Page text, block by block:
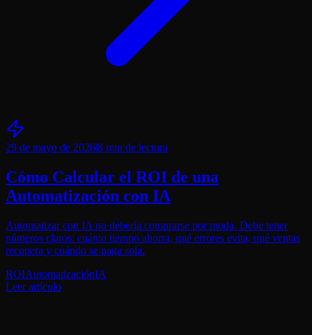
29 de mayo de 2026|8 min de lectura
Cómo Calcular el ROI de una
Automatización con IA
Automatizar con IA no debería comprarse por moda. Debe tener
números claros: cuánto tiempo ahorra, qué errores evita, qué ventas
recupera y cuándo se paga sola.
ROIAutomatizaciónIA
Leer artículo